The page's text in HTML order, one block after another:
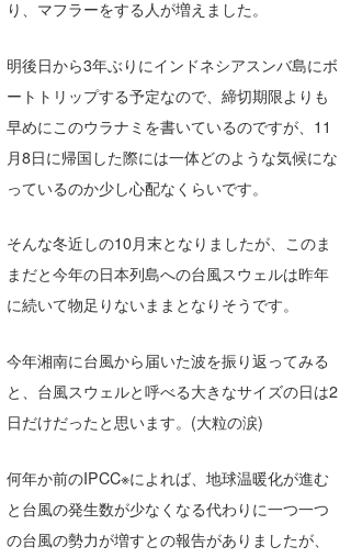
り、マフラーをする人が増えました。
明後日から3年ぶりにインドネシアスンバ島にボ
ートトリップする予定なので、締切期限よりも
早めにこのウラナミを書いているのですが、11
月8日に帰国した際には一体どのような気候にな
っているのか少し心配なくらいです。
そんな冬近しの10月末となりましたが、このま
まだと今年の日本列島への台風スウェルは昨年
に続いて物足りないままとなりそうです。
今年湘南に台風から届いた波を振り返ってみる
と、台風スウェルと呼べる大きなサイズの日は2
日だけだったと思います。(大粒の涙)
何年か前のIPCC※によれば、地球温暖化が進む
と台風の発生数が少なくなる代わりに一つ一つ
の台風の勢力が増すとの報告がありましたが、
waka☆=
たっちー
ハンマー
まっきー
小川予報士
上田純子
上條将美
ゴン
米山予報士